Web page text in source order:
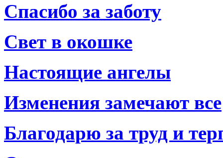
Спасибо за заботу
Свет в окошке
Настоящие ангелы
Изменения замечают все
Благодарю за труд и